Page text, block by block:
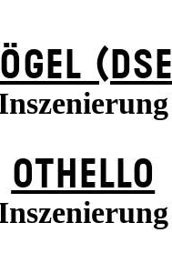
OTHELLO